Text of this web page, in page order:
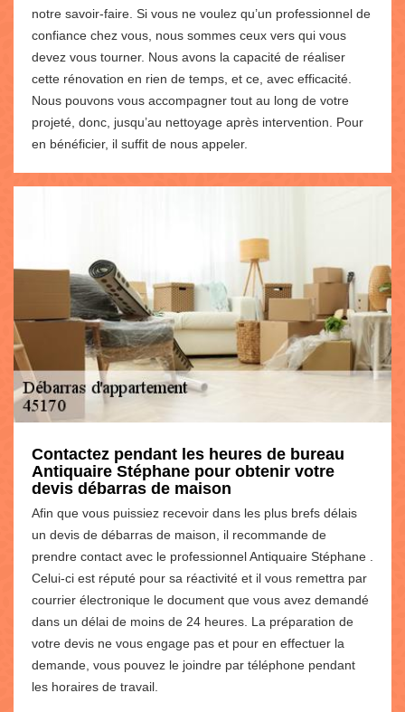
notre savoir-faire. Si vous ne voulez qu’un professionnel de
confiance chez vous, nous sommes ceux vers qui vous
devez vous tourner. Nous avons la capacité de réaliser
cette rénovation en rien de temps, et ce, avec efficacité.
Nous pouvons vous accompagner tout au long de votre
projeté, donc, jusqu’au nettoyage après intervention. Pour
en bénéficier, il suffit de nous appeler.
Contactez pendant les heures de bureau
Antiquaire Stéphane pour obtenir votre
devis débarras de maison
Afin que vous puissiez recevoir dans les plus brefs délais
un devis de débarras de maison, il recommande de
prendre contact avec le professionnel Antiquaire Stéphane .
Celui-ci est réputé pour sa réactivité et il vous remettra par
courrier électronique le document que vous avez demandé
dans un délai de moins de 24 heures. La préparation de
votre devis ne vous engage pas et pour en effectuer la
demande, vous pouvez le joindre par téléphone pendant
les horaires de travail.